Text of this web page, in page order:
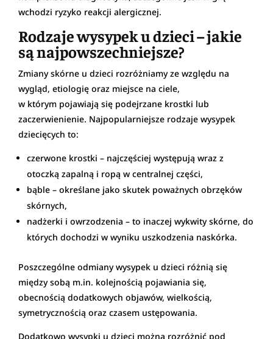
wchodzi ryzyko reakcji alergicznej.
Rodzaje wysypek u dzieci – jakie
są najpowszechniejsze?
Zmiany skórne u dzieci rozróżniamy ze względu na
wygląd, etiologię oraz miejsce na ciele,
w którym pojawiają się podejrzane krostki lub
zaczerwienienie. Najpopularniejsze rodzaje wysypek
dziecięcych to:
czerwone krostki – najczęściej występują wraz z
otoczką zapalną i ropą w centralnej części,
bąble – określane jako skutek poważnych obrzęków
skórnych,
nadżerki i owrzodzenia – to inaczej wykwity skórne, do
których dochodzi w wyniku uszkodzenia naskórka.
Poszczególne odmiany wysypek u dzieci różnią się
między sobą m.in. kolejnością pojawiania się,
obecnością dodatkowych objawów, wielkością,
symetrycznością oraz czasem ustępowania.
Dodatkowo wysypki u dzieci można rozróżnić pod